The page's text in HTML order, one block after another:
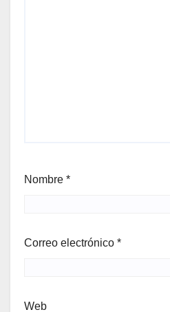
Nombre *
Correo electrónico *
Web